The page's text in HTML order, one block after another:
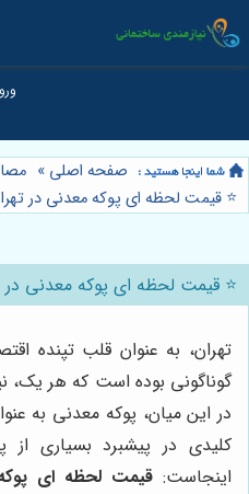
صفحه اصلی »
⭐️ قیمت لحظه ای پوکه معدنی در
⭐️ قیمت لحظه ای پوکه معدنی در
تهران، به عنوان قلب تپنده
گوناگونی بوده است که هر یک،
در این میان، پوکه معدنی به
کلیدی در پیشبرد بسیاری از
اینجاست:قیمت لحظه ای